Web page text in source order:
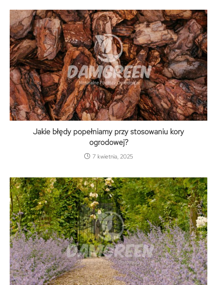
Jakie błędy popełniamy przy stosowaniu kory
ogrodowej?
7 kwietnia, 2025